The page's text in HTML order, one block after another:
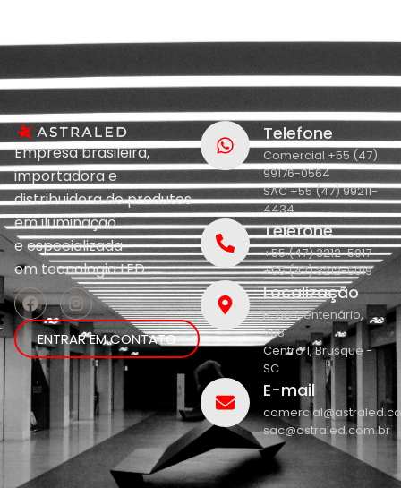
Empresa brasileira,
importadora e
distribuidora de produtos
em iluminação
eespecializada
emtecnologia LED.
ENTRAR EM CONTATO
Telefone
Comercial +55 (47)
99176-0564
SAC +55 (47) 99211-
4434
Telefone
+55 (47) 3212-5017
+55 (47) 3212-5019
Localização
R. do Centenário,
208
Centro 1, Brusque -
SC
E-mail
sac@astraled.com.br